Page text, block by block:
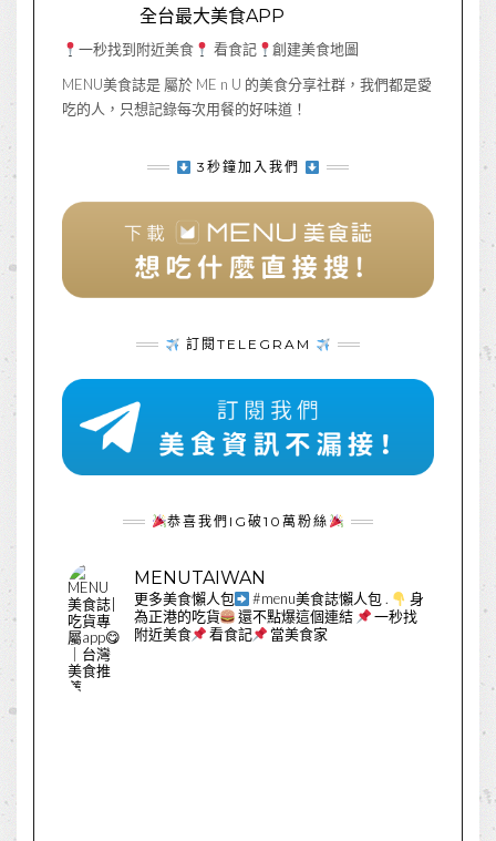
全台最大美食APP
一秒找到附近美食 看食記
創建美食地圖
MENU美食誌是 屬於 ME n U 的美食分享社群，我們都是愛
吃的人，只想記錄每次用餐的好味道！
3秒鐘加入我們
訂閱TELEGRAM
恭喜我們IG破10萬粉絲
MENUTAIWAN
更多美食懶人包 #menu美食誌懶人包.
身
為正港的吃貨
還不點爆這個連結
一秒找
附近美食
看食記 當美食家